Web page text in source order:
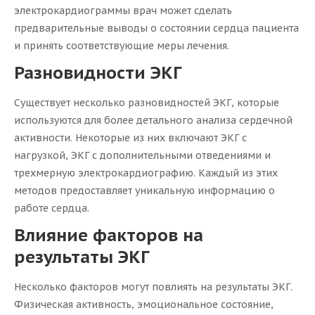
электрокардиограммы врач может сделать
предварительные выводы о состоянии сердца пациента
и принять соответствующие меры лечения.
Разновидности ЭКГ
Существует несколько разновидностей ЭКГ, которые
используются для более детального анализа сердечной
активности. Некоторые из них включают ЭКГ с
нагрузкой, ЭКГ с дополнительными отведениями и
трехмерную электрокардиографию. Каждый из этих
методов предоставляет уникальную информацию о
работе сердца.
Влияние факторов на
результаты ЭКГ
Несколько факторов могут повлиять на результаты ЭКГ.
Физическая активность, эмоциональное состояние,